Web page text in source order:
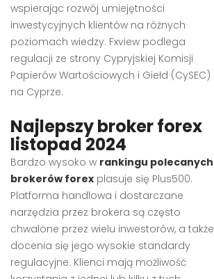
wspierając rozwój umiejętności
inwestycyjnych klientów na różnych
poziomach wiedzy. Fxview podlega
regulacji ze strony Cypryjskiej Komisji
Papierów Wartościowych i Giełd (CySEC)
na Cyprze.
Najlepszy broker forex
listopad 2024
Bardzo wysoko w rankingu polecanych
brokerów forex plasuje się Plus500.
Platforma handlowa i dostarczane
narzędzia przez brokera są często
chwalone przez wielu inwestorów, a także
docenia się jego wysokie standardy
regulacyjne. Klienci mają możliwość